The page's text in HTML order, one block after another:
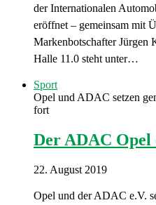
der Internationalen
eröffnet – gemeinsam mit
Markenbotschafter Jürgen
Halle 11.0 steht unter…
Sport
Opel und ADAC setzen
fort
Der ADAC Opel
22. August 2019
Opel und der ADAC e.V.